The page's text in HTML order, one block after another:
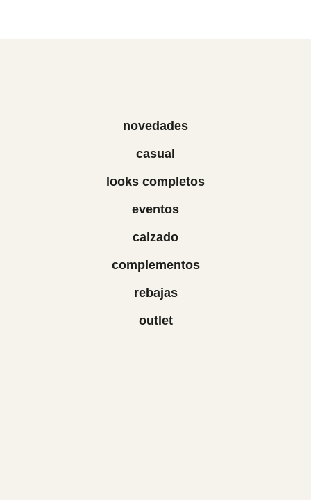
novedades
casual
looks completos
eventos
calzado
complementos
rebajas
outlet